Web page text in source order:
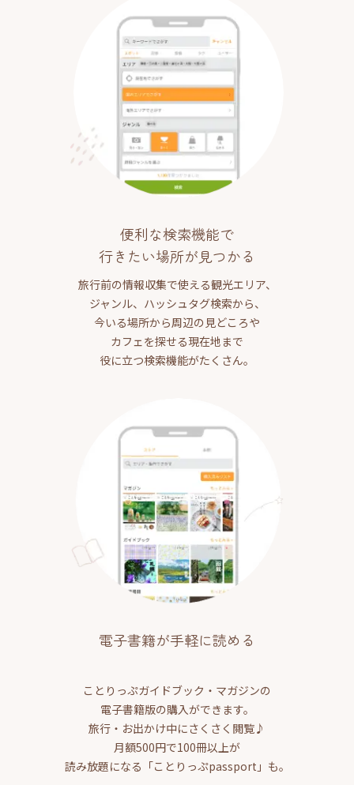
便利な検索機能で
行きたい場所が見つかる
旅行前の情報収集で使える観光エリア、
ジャンル、ハッシュタグ検索から、
今いる場所から周辺の見どころや
カフェを探せる現在地まで
役に立つ検索機能がたくさん。
電子書籍が手軽に読める
ことりっぷガイドブック・マガジンの
電子書籍版の購入ができます。
旅行・お出かけ中にさくさく閲覧♪
月額500円で100冊以上が
読み放題になる「ことりっぷpassport」も。